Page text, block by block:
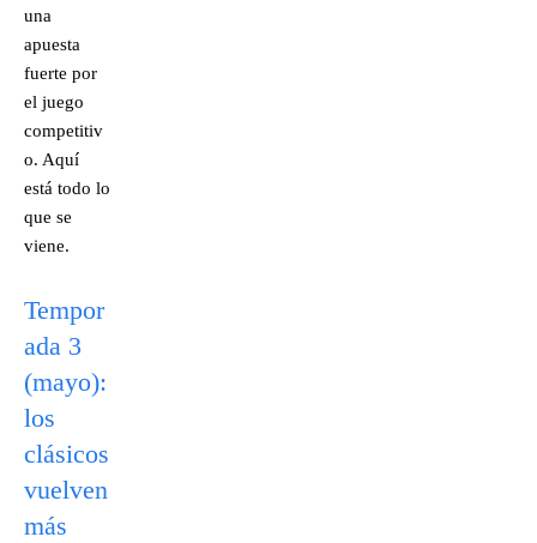
una
apuesta
fuerte por
el juego
competitiv
o. Aquí
está todo lo
que se
viene.
Tempor
ada 3
(mayo):
los
clásicos
vuelven
más